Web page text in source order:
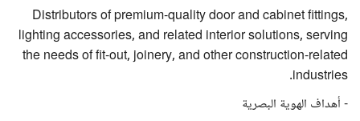
Distributors of premium-quality door and cabinet fittings,
lighting accessories, and related interior solutions, serving
the needs of fit-out, joinery, and other construction-related
industries.
- أهداف الهوية البصرية